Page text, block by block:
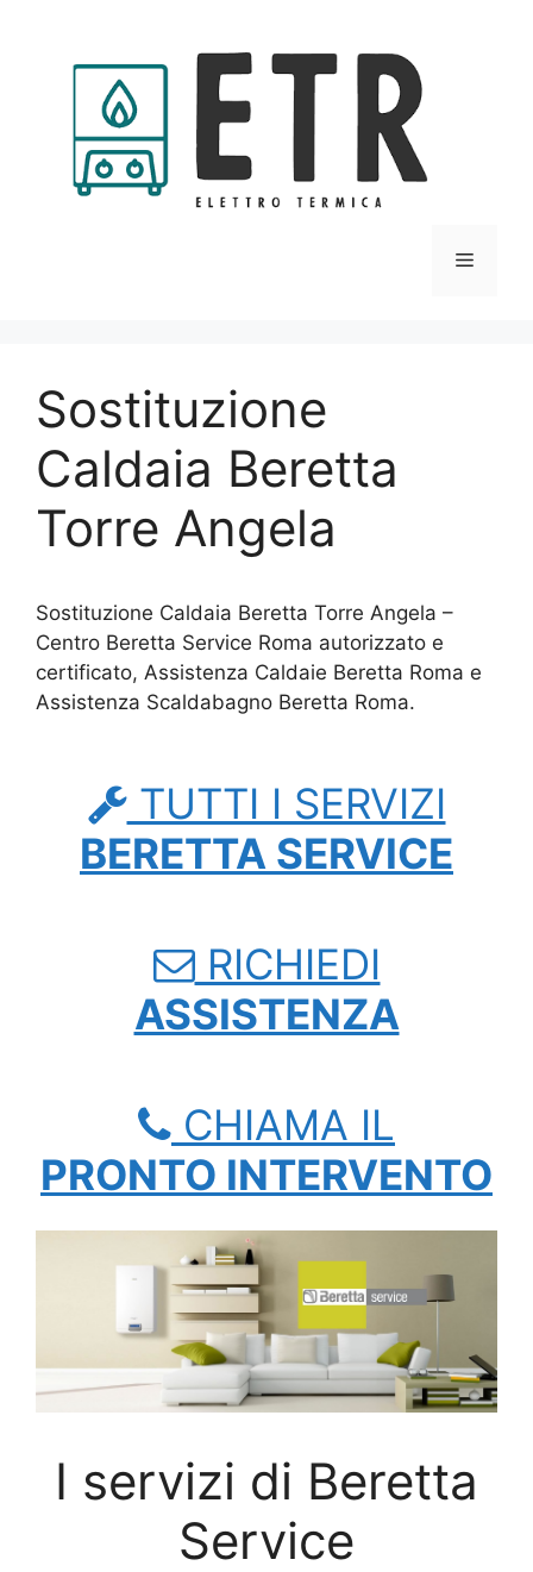
contenuto
Menu
Sostituzione
Caldaia Beretta
Torre Angela
Sostituzione Caldaia Beretta Torre Angela –
Centro Beretta Service Roma autorizzato e
certificato, Assistenza Caldaie Beretta Roma e
Assistenza Scaldabagno Beretta Roma.
TUTTI I SERVIZI
BERETTA SERVICE
RICHIEDI
ASSISTENZA
CHIAMA IL
PRONTO INTERVENTO
I servizi di Beretta
Service